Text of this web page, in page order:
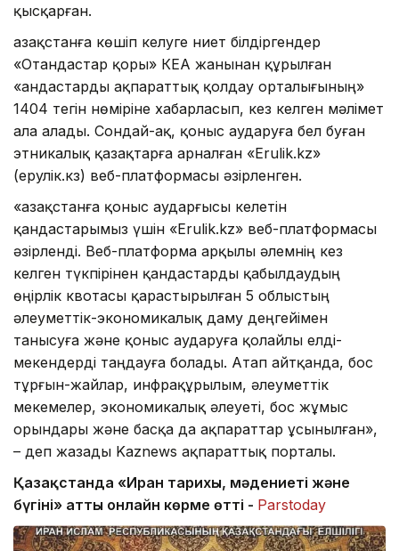
қысқарған.
Қазақстанға көшіп келуге ниет білдіргендер
«Отандастар қоры» КЕАҚ жанынан құрылған
«Қандастарды ақпараттық қолдау орталығының»
1404 тегін нөміріне хабарласып, кез келген мәлімет
ала алады. Сондай-ақ, қоныс аударуға бел буған
этникалық қазақтарға арналған «Erulik.kz»
(ерулік.кз) веб-платформасы әзірленген.
«Қазақстанға қоныс аударғысы келетін
қандастарымыз үшін «Erulik.kz» веб-платформасы
әзірленді. Веб-платформа арқылы әлемнің кез
келген түкпірінен қандастарды қабылдаудың
өңірлік квотасы қарастырылған 5 облыстың
әлеуметтік-экономикалық даму деңгейімен
танысуға және қоныс аударуға қолайлы елді-
мекендерді таңдауға болады. Атап айтқанда, бос
тұрғын-жайлар, инфрақұрылым, әлеуметтік
мекемелер, экономикалық әлеуеті, бос жұмыс
орындары және басқа да ақпараттар ұсынылған»,
– деп жазады Kaznews ақпараттық порталы.
Қазақстанда «Иран тарихы, мәдениеті және
бүгіні» атты онлайн көрме өтті - Parstoday